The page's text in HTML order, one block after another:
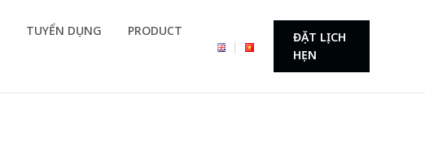
TUYỂN DỤNG
PRODUCT
ĐẶT LỊCH
HẸN